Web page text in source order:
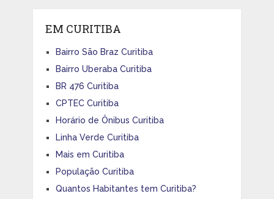
EM CURITIBA
Bairro São Braz Curitiba
Bairro Uberaba Curitiba
BR 476 Curitiba
CPTEC Curitiba
Horário de Ônibus Curitiba
Linha Verde Curitiba
Mais em Curitiba
População Curitiba
Quantos Habitantes tem Curitiba?